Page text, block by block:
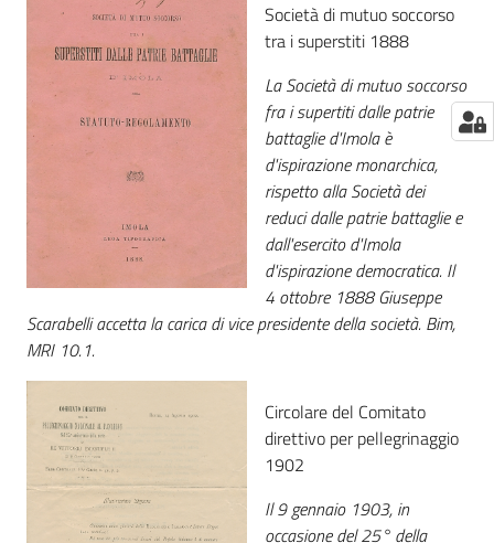
Società di mutuo soccorso
tra i superstiti 1888
La Società di mutuo soccorso
fra i supertiti dalle patrie
battaglie d'Imola è
d'ispirazione monarchica,
rispetto alla Società dei
reduci dalle patrie battaglie e
dall'esercito d'Imola
d'ispirazione democratica. Il
4 ottobre 1888 Giuseppe
Scarabelli accetta la carica di vice presidente della società. Bim,
MRI 10.1.
Circolare del Comitato
direttivo per pellegrinaggio
1902
Il 9 gennaio 1903, in
occasione del 25° della